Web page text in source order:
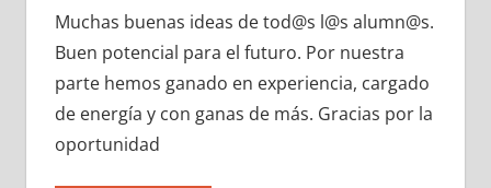
Muchas buenas ideas de tod@s l@s alumn@s.
Buen potencial para el futuro. Por nuestra
parte hemos ganado en experiencia, cargado
de energía y con ganas de más. Gracias por la
oportunidad